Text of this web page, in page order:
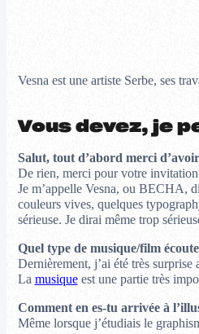
Vesna est une artiste Serbe, ses
Vous devez, je
Salut, tout d’abord merci
De rien, merci pour votre
Je m’appelle Vesna, ou BECHA,
couleurs vives, quelques
sérieuse. Je dirai même trop
Quel type de musique/film
Dernièrement, j’ai été très
La musiqueest une partie très
Comment en es-tu arrivée à
Même lorsque j’étudiais le